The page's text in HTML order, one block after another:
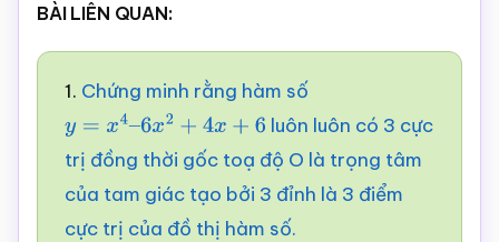
BÀI LIÊN QUAN:
1. Chứng minh rằng hàm số
y =x 4–6x2+ 4x +6
luôn luôn có 3 cực
trị đồng thời gốc toạ độ O là trọng tâm
của tam giác tạo bởi 3 đỉnh là 3 điểm
cực trị của đồ thị hàm số.